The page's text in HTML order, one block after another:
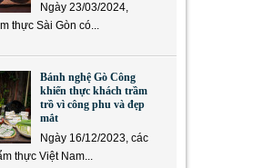
Ngày 23/03/2024,
thực Sài Gòn có...
Bánh nghệ Gò Công
khiến thực khách trầm
trồ vì công phu và đẹp
mắt
Ngày 16/12/2023, các
thực Việt Nam...